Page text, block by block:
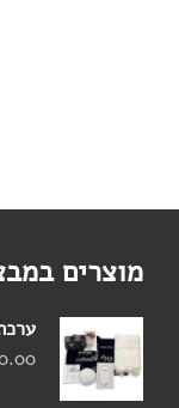
מוצרים